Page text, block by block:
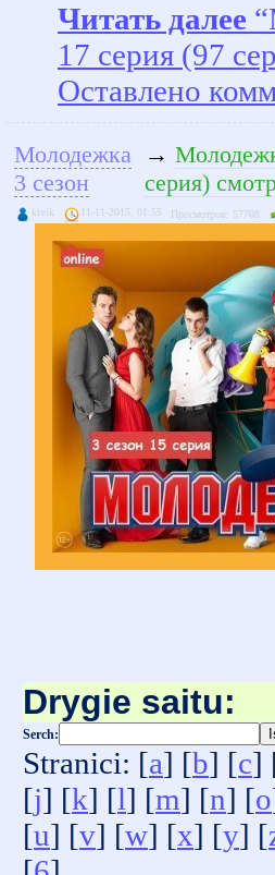
Читать далее
17 серия (97
Оставлено
Молодежка
3 сезон
→
серия)
kivik 11-11-2015, 01:55 Просмотров: 57708
Drygie saitu:
Serch:
Stranici: [a] [b] [c]
[j] [k] [l] [m] [n] [o
[u] [v] [w] [x] [y] [